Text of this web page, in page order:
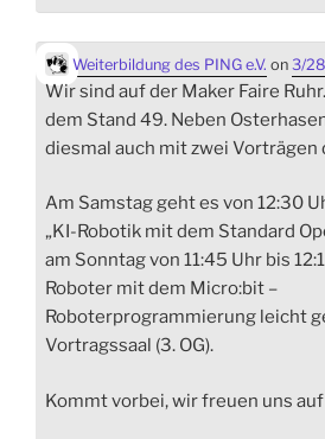
Weiterbildung des PING e.V. on 3/
Wir sind auf der Maker Faire
dem Stand 49. Neben
diesmal auch mit zwei Vorträgen
Am Samstag geht es von 12:30
„KI-Robotik mit dem Standard
am Sonntag von 11:45 Uhr bis
Roboter mit dem Micro:bit –
Roboterprogrammierung leicht
Vortragssaal (3. OG).
Kommt vorbei, wir freuen uns